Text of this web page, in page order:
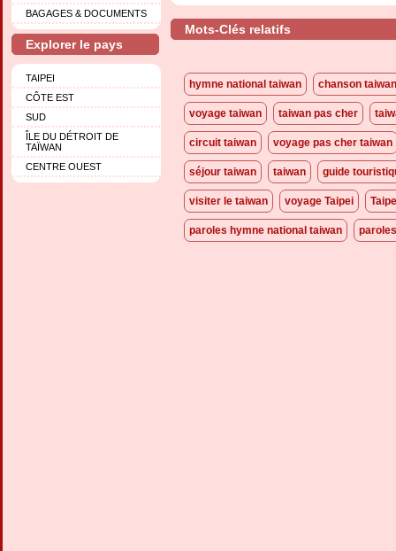
BAGAGES & DOCUMENTS
Explorer le pays
TAIPEI
CÔTE EST
SUD
ÎLE DU DÉTROIT DE
TAÏWAN
CENTRE OUEST
Mots-Clés relatifs
hymne national taiwan chanson
voyage taiwan taiwan pas cher
circuit taiwan voyage pas cher taiwan
séjour taiwan taiwan guide
visiter le taiwan voyage Taipei
paroles hymne national taiwan